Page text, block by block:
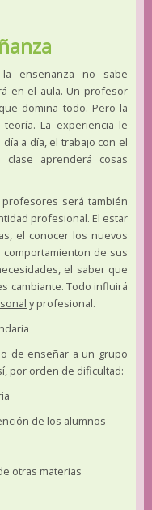
enseñanza no sabe
en el aula. Un profesor
domina todo. Pero la
La experiencia le
a día, el trabajo con el
aprenderá cosas
será también
profesional. El estar
el conocer los nuevos
de sus
el saber que
cambiante. Todo influirá
y profesional.
de enseñar a un grupo
por orden de dificultad:
de los alumnos
otras materias